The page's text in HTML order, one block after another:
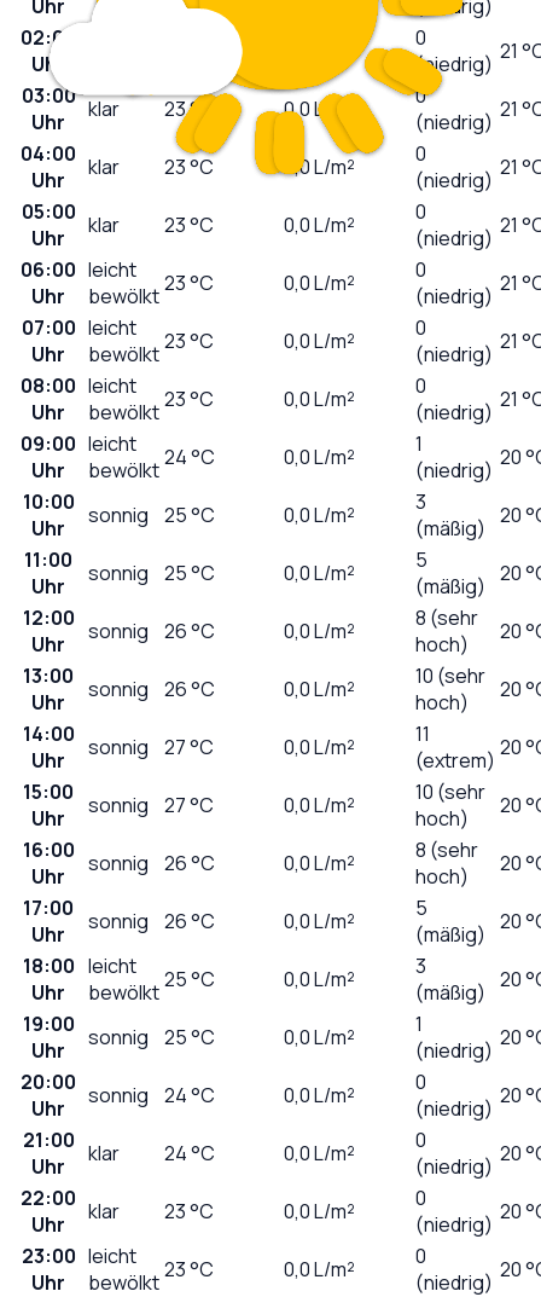
Uhr (niedrig)
02:00
Uhr
0
(niedrig) 21
03:00
Uhr
klar 23°C 0,0L/m²
0
(niedrig) 21
04:00
Uhr
klar 23°C 0,0L/m²
0
(niedrig) 21
05:00
Uhr
klar 23°C 0,0L/m²
0
(niedrig) 21
06:00
Uhr
leicht
bewölkt23°C 0,0L/m²
0
(niedrig) 21
07:00
Uhr
leicht
bewölkt23°C 0,0L/m²
0
(niedrig) 21
08:00
Uhr
leicht
bewölkt23°C 0,0L/m²
0
(niedrig) 21
09:00
Uhr
leicht
bewölkt24°C 0,0L/m²
1
(niedrig) 20
10:00
Uhr
sonnig 25°C 0,0L/m²
3
(mäßig)
20
11:00
Uhr
sonnig 25°C 0,0L/m²
5
(mäßig)
20
12:00
Uhr
sonnig 26°C 0,0L/m²
8 (sehr
hoch)
20
13:00
Uhr
sonnig 26°C 0,0L/m²
10 (sehr
hoch)
20
14:00
Uhr
sonnig 27°C 0,0L/m²
11
(extrem) 20
15:00
Uhr
sonnig 27°C 0,0L/m²
10 (sehr
hoch)
20
16:00
Uhr
sonnig 26°C 0,0L/m²
8 (sehr
hoch)
20
17:00
Uhr
sonnig 26°C 0,0L/m²
5
(mäßig)
20
18:00
Uhr
leicht
bewölkt25°C 0,0L/m²
3
(mäßig)
20
19:00
Uhr
sonnig 25°C 0,0L/m²
1
(niedrig) 20
20:00
Uhr
sonnig 24°C 0,0L/m²
0
(niedrig) 20
21:00
Uhr
klar 24°C 0,0L/m²
0
(niedrig) 20
22:00
Uhr
klar 23°C 0,0L/m²
0
(niedrig) 20
23:00
Uhr
leicht
bewölkt23°C 0,0L/m²
0
(niedrig) 20